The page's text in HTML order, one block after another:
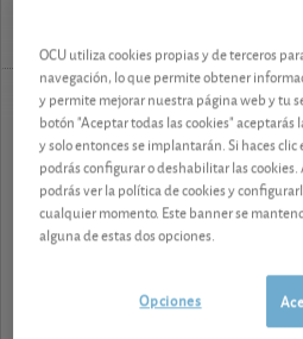
contenido premium
Los análisis y consejos de nuestros
reservados a los socios.
OCU utiliza cookies propias y de terceros
navegación, lo que permite obtener
y permite mejorar nuestra página web y tu
botón "Aceptar todas las cookies"
y solo entonces se implantarán. Si haces
podrás configurar o deshabilitar las cookies.
podrás ver la política de cookies y
cualquier momento. Este banner se
alguna de estas dos opciones.
Opciones